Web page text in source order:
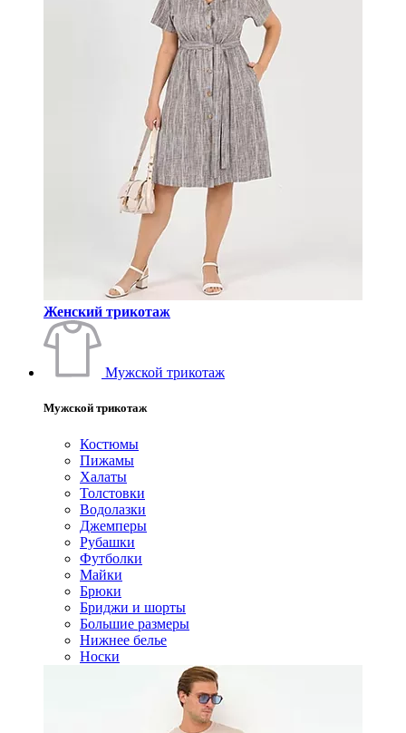
Женский трикотаж
Мужской трикотаж
Мужской трикотаж
Костюмы
Пижамы
Халаты
Толстовки
Водолазки
Джемперы
Рубашки
Футболки
Майки
Брюки
Бриджи и шорты
Большие размеры
Нижнее белье
Носки